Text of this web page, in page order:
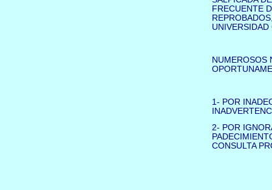
FRECUENTE
NUMEROSOS
1- POR
2- POR
CONSULTA